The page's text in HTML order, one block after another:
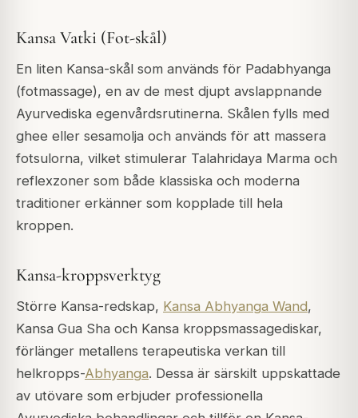
Kansa Vatki (Fot-skål)
En liten Kansa-skål som används för Padabhyanga
(fotmassage), en av de mest djupt avslappnande
Ayurvediska egenvårdsrutinerna. Skålen fylls med
ghee eller sesamolja och används för att massera
fotsulorna, vilket stimulerar Talahridaya Marma och
reflexzoner som både klassiska och moderna
traditioner erkänner som kopplade till hela
kroppen.
Kansa-kroppsverktyg
Större Kansa-redskap, Kansa Abhyanga Wand,
Kansa Gua Sha och Kansa kroppsmassagediskar,
förlänger metallens terapeutiska verkan till
helkropps-Abhyanga. Dessa är särskilt uppskattade
av utövare som erbjuder professionella